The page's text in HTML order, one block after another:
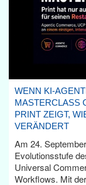
WENN KI-
MASTERCLASS
PRINT ZEIGT,
VERÄNDERT
Am 24.
Evolutionsstufe
Universal
Workflows. Mit